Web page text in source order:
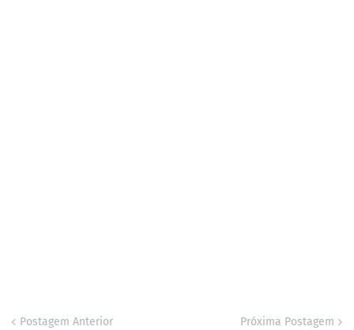
Postagem Anterior Próxima Postagem